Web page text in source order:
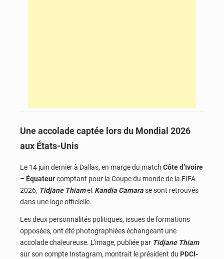
Une accolade captée lors du Mondial 2026
aux États-Unis
Le 14 juin dernier à Dallas, en marge du match Côte d’Ivoire
– Équateurcomptant pour la Coupe du monde de la FIFA
2026, Tidjane Thiamet Kandia Camarase sont retrouvés
dans une loge officielle.
Les deux personnalités politiques, issues de formations
opposées, ont été photographiées échangeant une
accolade chaleureuse. L’image, publiée par Tidjane Thiam
sur son compte Instagram, montrait le président du PDCI-